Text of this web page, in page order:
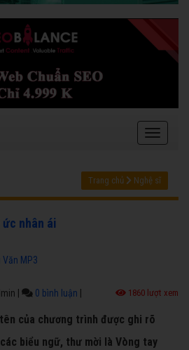
Trang chủ Nghệ sĩ
ức nhân ái
Văn MP3
0 bình luận 1860 lượt xem
của chương trình được ghi rõ
biểu ngữ, thư mời là Vòng tay